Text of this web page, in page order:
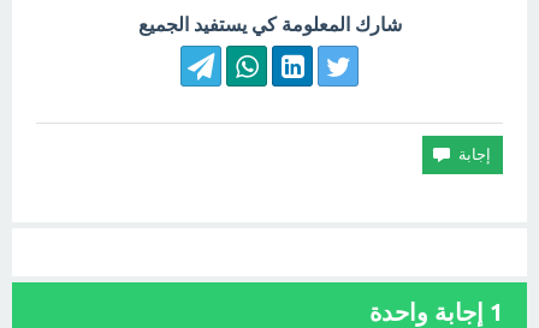
شارك المعلومة كي يستفيد الجميع
1 إجابة واحدة